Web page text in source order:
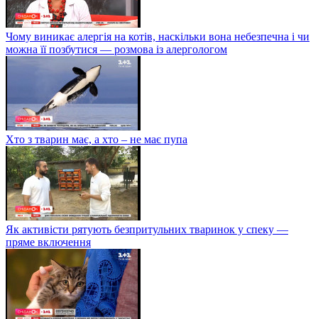
Чому виникає алергія на котів, наскільки вона небезпечна і чи
можна її позбутися — розмова із алергологом
Хто з тварин має, а хто – не має пупа
Як активісти рятують безпритульних тваринок у спеку —
пряме включення